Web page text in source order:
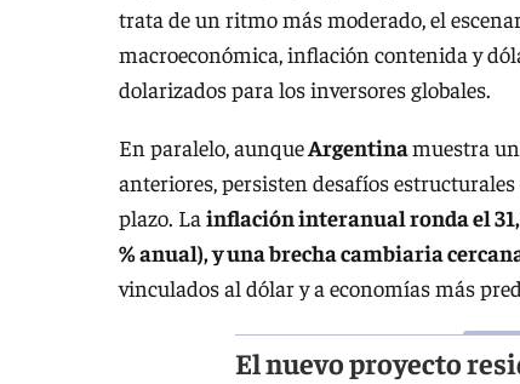
trata de un ritmo más moderado, el
macroeconómica, inflación contenida y
dolarizados para los inversores globales.
En paralelo, aunqueArgentinamuestra
anteriores, persisten desafíos
plazo. La inflación interanual ronda el
% anual), y una brecha cambiaria
vinculados al dólar y a economías más
El nuevo proyecto